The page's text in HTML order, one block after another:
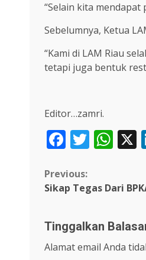
“Selain kita
Sebelumnya, Ketua
“Kami di LAM Riau
tetapi juga bentuk
Editor…zamri.
Continue
Reading
Previous:
Sikap Tegas Dari
Tinggalkan
Alamat email Anda